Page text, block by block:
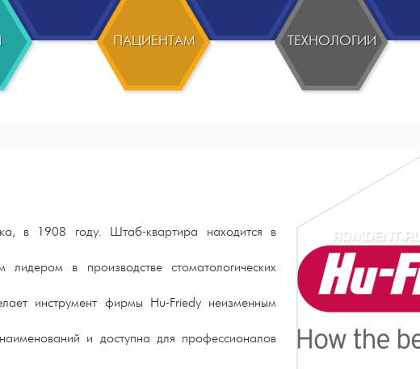
ПАЦИЕНТАМ ТЕХНОЛОГИИ
в 1908 году. Штаб-квартира находится в
в производстве стоматологических
инструмент фирмы Hu-Friedy неизменным
и доступна для профессионалов